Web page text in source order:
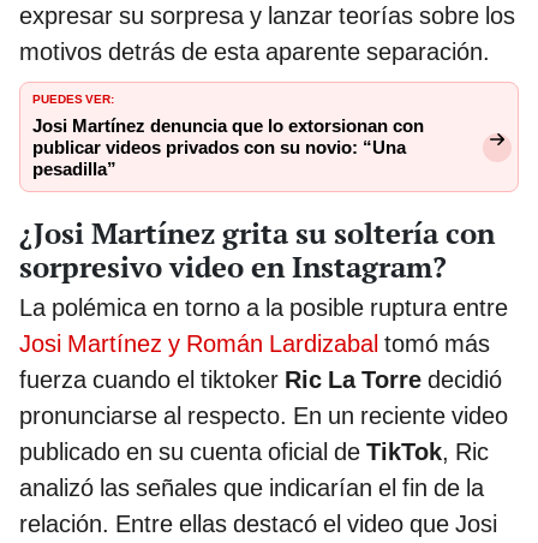
expresar su sorpresa y lanzar teorías sobre los
motivos detrás de esta aparente separación.
PUEDES VER:
Josi Martínez denuncia que lo extorsionan con
publicar videos privados con su novio: “Una
pesadilla”
¿Josi Martínez grita su soltería con
sorpresivo video en Instagram?
La polémica en torno a la posible ruptura entre
Josi Martínez y Román Lardizabal tomó más
fuerza cuando el tiktoker Ric La Torre decidió
pronunciarse al respecto. En un reciente video
publicado en su cuenta oficial de TikTok, Ric
analizó las señales que indicarían el fin de la
relación. Entre ellas destacó el video que Josi